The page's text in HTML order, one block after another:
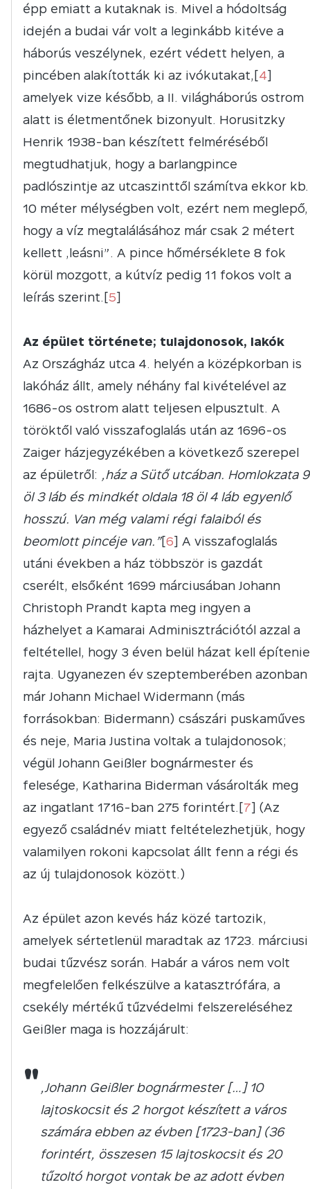
épp emiatt a kutaknak is. Mivel a hódoltság
idején a budai vár volt a leginkább kitéve a
háborús veszélynek, ezért védett helyen, a
pincében alakították ki az ivókutakat,[4]
amelyek vize később, a II. világháborús ostrom
alatt is életmentőnek bizonyult. Horusitzky
Henrik 1938-ban készített felméréséből
megtudhatjuk, hogy a barlangpince
padlószintje az utcaszinttől számítva ekkor kb.
10 méter mélységben volt, ezért nem meglepő,
hogy a víz megtalálásához már csak 2 métert
kellett „leásni”. A pince hőmérséklete 8 fok
körül mozgott, a kútvíz pedig 11 fokos volt a
leírás szerint.[5]
Az épület története; tulajdonosok, lakók
Az Országház utca 4. helyén a középkorban is
lakóház állt, amely néhány fal kivételével az
1686-os ostrom alatt teljesen elpusztult. A
töröktől való visszafoglalás után az 1696-os
Zaiger házjegyzékében a következő szerepel
az épületről: „ház a Sütő utcában. Homlokzata 9
öl 3 láb és mindkét oldala 18 öl 4 láb egyenlő
hosszú. Van még valami régi falaiból és
beomlott pincéje van.”[6] A visszafoglalás
utáni években a ház többször is gazdát
cserélt, elsőként 1699 márciusában Johann
Christoph Prandt kapta meg ingyen a
házhelyet a Kamarai Adminisztrációtól azzal a
feltétellel, hogy 3 éven belül házat kell építenie
rajta. Ugyanezen év szeptemberében azonban
már Johann Michael Widermann (más
forrásokban: Bidermann) császári puskaműves
és neje, Maria Justina voltak a tulajdonosok;
végül Johann Geißler bognármester és
felesége, Katharina Biderman vásárolták meg
az ingatlant 1716-ban 275 forintért.[7] (Az
egyező családnév miatt feltételezhetjük, hogy
valamilyen rokoni kapcsolat állt fenn a régi és
az új tulajdonosok között.)
Az épület azon kevés ház közé tartozik,
amelyek sértetlenül maradtak az 1723. márciusi
budai tűzvész során. Habár a város nem volt
megfelelően felkészülve a katasztrófára, a
csekély mértékű tűzvédelmi felszereléséhez
Geißler maga is hozzájárult:
" „Johann Geißler bognármester […] 10
lajtoskocsit és 2 horgot készített a város
számára ebben az évben [1723-ban] (36
forintért, összesen 15 lajtoskocsit és 20
tűzoltó horgot vontak be az adott évben